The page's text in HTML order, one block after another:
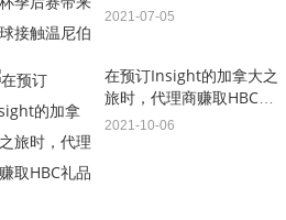
2021-07-05
在预订Insight的加拿大之
旅时，代理商赚取HBC礼
品卡
2021-10-06